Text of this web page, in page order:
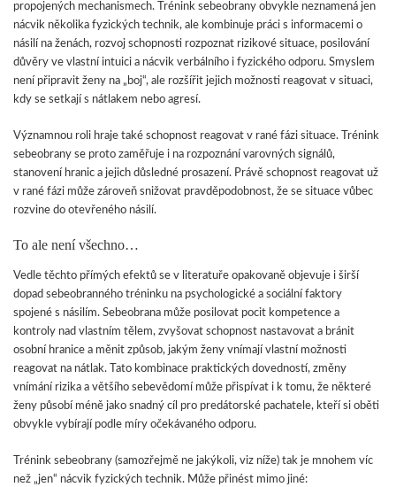
propojených mechanismech. Trénink sebeobrany obvykle neznamená jen
nácvik několika fyzických technik, ale kombinuje práci s informacemi o
násilí na ženách, rozvoj schopnosti rozpoznat rizikové situace, posilování
důvěry ve vlastní intuici a nácvik verbálního i fyzického odporu. Smyslem
není připravit ženy na „boj“, ale rozšířit jejich možnosti reagovat v situaci,
kdy se setkají s nátlakem nebo agresí.
Významnou roli hraje také schopnost reagovat v rané fázi situace. Trénink
sebeobrany se proto zaměřuje i na rozpoznání varovných signálů,
stanovení hranic a jejich důsledné prosazení. Právě schopnost reagovat už
v rané fázi může zároveň snižovat pravděpodobnost, že se situace vůbec
rozvine do otevřeného násilí.
To ale není všechno…
Vedle těchto přímých efektů se v literatuře opakovaně objevuje i širší
dopad sebeobranného tréninku na psychologické a sociální faktory
spojené s násilím. Sebeobrana může posilovat pocit kompetence a
kontroly nad vlastním tělem, zvyšovat schopnost nastavovat a bránit
osobní hranice a měnit způsob, jakým ženy vnímají vlastní možnosti
reagovat na nátlak. Tato kombinace praktických dovedností, změny
vnímání rizika a většího sebevědomí může přispívat i k tomu, že některé
ženy působí méně jako snadný cíl pro predátorské pachatele, kteří si oběti
obvykle vybírají podle míry očekávaného odporu.
Trénink sebeobrany (samozřejmě ne jakýkoli, viz níže) tak je mnohem víc
než „jen“ nácvik fyzických technik. Může přinést mimo jiné: